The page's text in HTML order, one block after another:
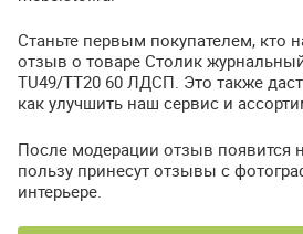
Станьте первым покупателем, кто
отзыв о товаре Столик
TU49/TT20 60 ЛДСП. Это также
как улучшить наш сервис и
После модерации отзыв появится
пользу принесут отзывы с
интерьере.